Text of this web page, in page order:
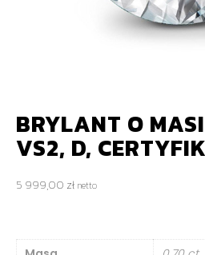
BRYLANT O
VS2, D,
5 999,00 zł netto